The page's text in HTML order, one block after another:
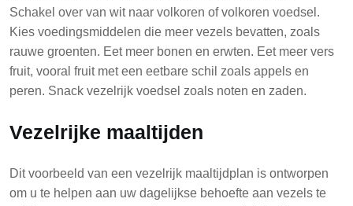
Schakel over van wit naar volkoren of volkoren voedsel.
Kies voedingsmiddelen die meer vezels bevatten, zoals
rauwe groenten. Eet meer bonen en erwten. Eet meer vers
fruit, vooral fruit met een eetbare schil zoals appels en
peren. Snack vezelrijk voedsel zoals noten en zaden.
Vezelrijke maaltijden
Dit voorbeeld van een vezelrijk maaltijdplan is ontworpen
om u te helpen aan uw dagelijkse behoefte aan vezels te